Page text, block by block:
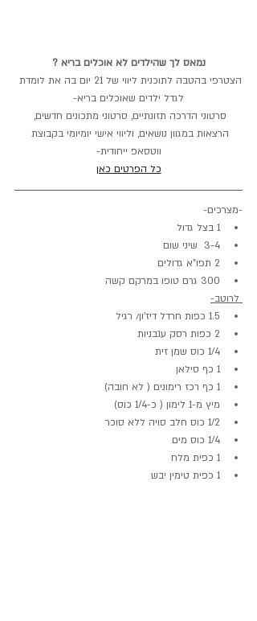
נמאס לך שהילדים לא אוכלים בריא ?
הצטרפי בהטבה לתוכנית ליווי של 21 יום בה את לומדת
לגדל ילדים שאוכלים בריא-
סרטוני הדרכה תזונתיים, סרטוני מתכונים חדשים,
הרצאות במגוון נושאים, וליווי אישי יומיומי בקבוצת
ווטסאפ ייחודית-
כל הפרטים כאן
-מצרכים-
1 בצל גדול
3-4  שיני שום
2 תפו"א גדולים
300 גרם טופו במרקם קשה
1.5 כפות חרדל דיז'ון/ רגיל
2 כפות רסק עגבניות
1/4 כוס שמן זית
1 כף סילאן
1 כף רכז רימונים ( לא חובה)
מיץ מ-1 לימון ( כ-1/4 כוס)
1/2 כוס חלב סויה ללא סוכר
1/4 כוס מים
1 כפית מלח
1 כפית טימין יבש